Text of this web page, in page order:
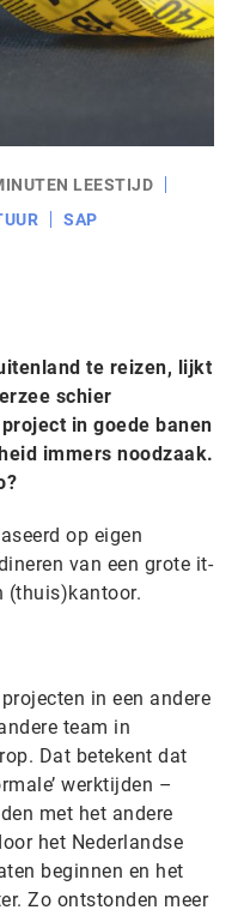
LEESTIJD
SAP
te reizen, lijkt
schier
in goede banen
immers noodzaak.
op eigen
van een grote it-
(thuis)kantoor.
in een andere
team in
Dat betekent dat
werktijden –
met het andere
het Nederlandse
beginnen en het
Zo ontstonden meer